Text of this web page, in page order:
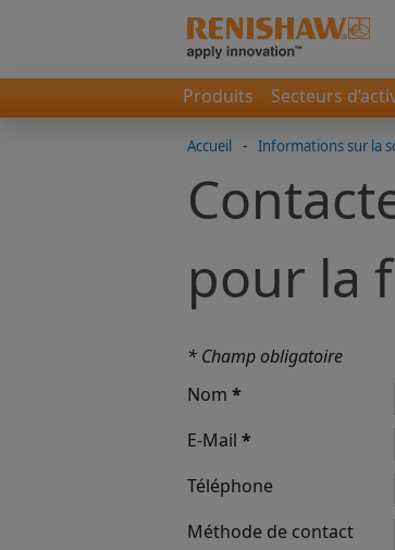
Produits Secteurs
Accueil - Informations sur la
pour la
* Champ obligatoire
Nom *
E-Mail *
Téléphone
Méthode de contact